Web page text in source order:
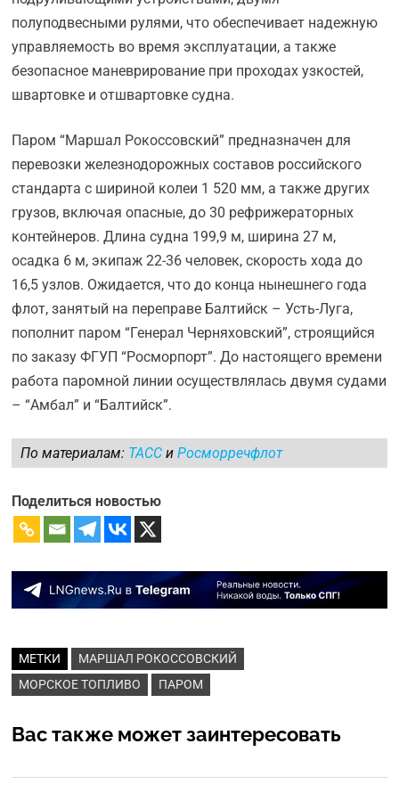
полуподвесными рулями, что обеспечивает надежную
управляемость во время эксплуатации, а также
безопасное маневрирование при проходах узкостей,
швартовке и отшвартовке судна.
Паром “Маршал Рокоссовский” предназначен для
перевозки железнодорожных составов российского
стандарта с шириной колеи 1 520 мм, а также других
грузов, включая опасные, до 30 рефрижераторных
контейнеров. Длина судна 199,9 м, ширина 27 м,
осадка 6 м, экипаж 22-36 человек, скорость хода до
16,5 узлов. Ожидается, что до конца нынешнего года
флот, занятый на переправе Балтийск – Усть-Луга,
пополнит паром “Генерал Черняховский”, строящийся
по заказу ФГУП “Росморпорт”. До настоящего времени
работа паромной линии осуществлялась двумя судами
– “Амбал” и “Балтийск”.
По материалам: ТАССиРосморречфлот
Поделиться новостью
МЕТКИ
МАРШАЛ РОКОССОВСКИЙ
МОРСКОЕ ТОПЛИВО
ПАРОМ
Вас также может заинтересовать